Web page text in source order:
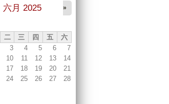
六月 2025 »
二 三 四 五
六
3 4 5 6
7
10 11 12 13
14
17 18 19 20
21
24 25 26 27
28